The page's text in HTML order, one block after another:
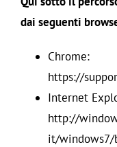
dai seguenti
Chrome:
https://
Internet
http://
it/windows7/